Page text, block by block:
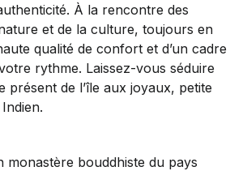
À la rencontre des
et de la culture, toujours en
qualité de confort et d’un cadre
rythme. Laissez-vous séduire
présent de l’île aux joyaux, petite
monastère bouddhiste du pays